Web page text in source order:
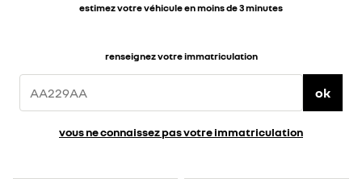
estimez votre véhicule en moins de 3 minutes
renseignez votre immatriculation
ok
vous ne connaissez pas votre immatriculation